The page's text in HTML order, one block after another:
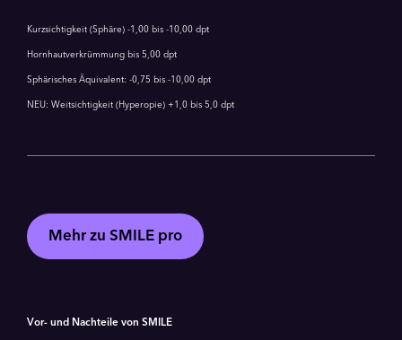
Kurzsichtigkeit (Sphäre) -1,00 bis -10,00 dpt
Hornhautverkrümmung bis 5,00 dpt
Sphärisches Äquivalent: -0,75 bis -10,00 dpt
NEU: Weitsichtigkeit (Hyperopie) +1,0 bis 5,0 dpt
Mehr zu SMILE pro
Vor- und Nachteile von SMILE